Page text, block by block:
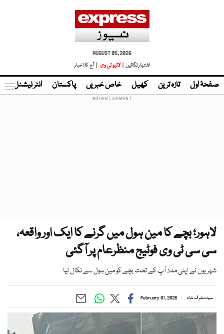
AUGUST 05, 2026
اشتہار لگائیں |
لائیو ٹی وی | آج کا اخبار
صفحۂ اول تازہ ترین کھیل خاص خبریں پاکستان انٹر نیشنل
لاہور؛ بچے کا مین ہول میں گرنے کا ایک اور واقعہ،
سی سی ٹی وی فوٹیج منظرعام پر آگئی
شہریوں نے اپنی مدد آپ کے تحت بچے کو مین ہول سے نکال لیا
سید مشرف شاہ February 01, 2026